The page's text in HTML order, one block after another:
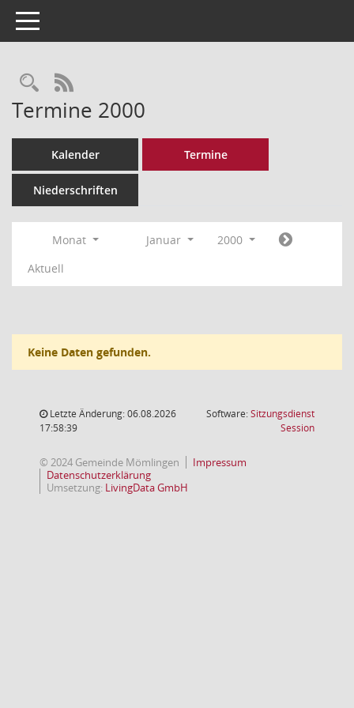
Toggle navigation
Rechercheauswahl
RSS-Feed
Termine 2000
Kalender Termine
Niederschriften
Monat Januar
2000
Aktuell
Keine Daten gefunden.
Letzte Änderung: 06.08.2026
17:58:39
Software:Sitzungsdienst
Session(Wird in
© 2024 Gemeinde Mömlingen
Impressum
Datenschutzerklärung
Umsetzung: LivingData GmbH